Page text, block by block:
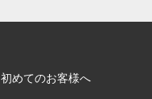
初めてのお客様へ